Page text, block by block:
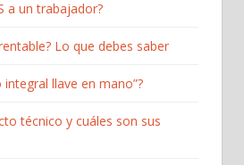
a un trabajador?
Lo que debes saber
integral llave en mano”?
técnico y cuáles son sus